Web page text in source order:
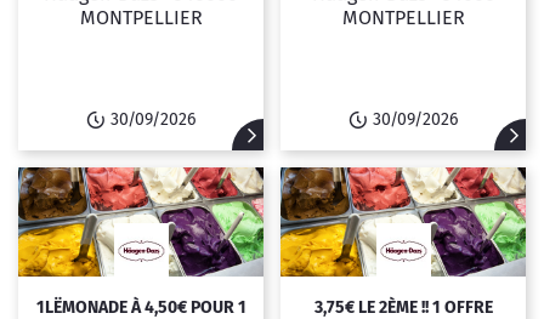
MONTPELLIER
30/09/2026
MONTPELLIER
30/09/2026
1LËMONADE À 4,50€ POUR 1
3,75€ LE 2ÈME !! 1 OFFRE